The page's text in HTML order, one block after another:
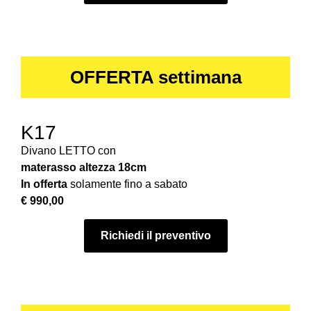
OFFERTA settimana
K17
Divano LETTO con
materasso altezza 18cm
In offerta solamente fino a sabato
€ 990,00
Richiedi il preventivo